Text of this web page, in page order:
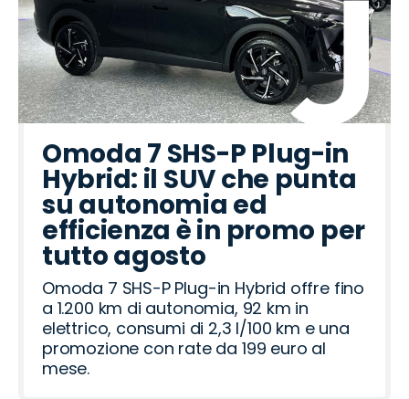
Omoda 7 SHS-P Plug-in
Hybrid: il SUV che punta
su autonomia ed
efficienza è in promo per
tutto agosto
Omoda 7 SHS-P Plug-in Hybrid offre fino
a 1.200 km di autonomia, 92 km in
elettrico, consumi di 2,3 l/100 km e una
promozione con rate da 199 euro al
mese.